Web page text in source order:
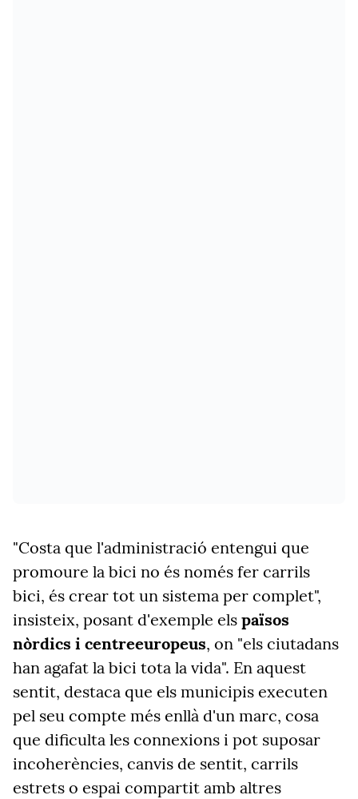
"Costa que l'administració entengui que
promoure la bici no és només fer carrils
bici, és crear tot un sistema per complet",
insisteix, posant d'exemple els països
nòrdics i centreeuropeus, on "els ciutadans
han agafat la bici tota la vida". En aquest
sentit, destaca que els municipis executen
pel seu compte més enllà d'un marc, cosa
que dificulta les connexions i pot suposar
incoherències, canvis de sentit, carrils
estrets o espai compartit amb altres